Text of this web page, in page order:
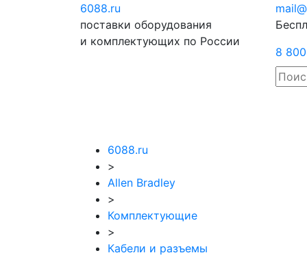
6088.ru
поставки оборудования
и комплектующих по России
8
6088.ru
>
Allen Bradley
>
Комплектующие
>
Кабели и разъемы
Отправить